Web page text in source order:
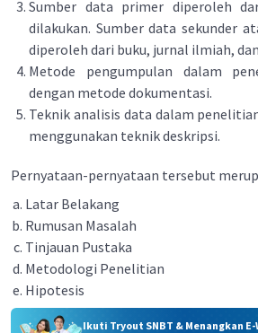
Sumber data primer diperoleh
dilakukan. Sumber data sekunder
diperoleh dari buku, jurnal ilmiah,
Metode pengumpulan dalam
dengan metode dokumentasi.
Teknik analisis data dalam
menggunakan teknik deskripsi.
Pernyataan-pernyataan tersebut
Latar Belakang
Rumusan Masalah
Tinjauan Pustaka
Metodologi Penelitian
Hipotesis
Ikuti Tryout SNBT & Menangkan